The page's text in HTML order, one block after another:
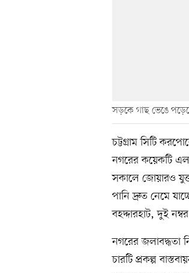
সড়কে গাছ ভেঙে
চট্টগ্রাম সিটি
নগরের কয়েকটি
সকালে জোয়ারও
পানি দ্রুত নেমে
বহদ্দারহাট, দুই
নগরের জলাবদ্ধতা
চারটি প্রকল্প